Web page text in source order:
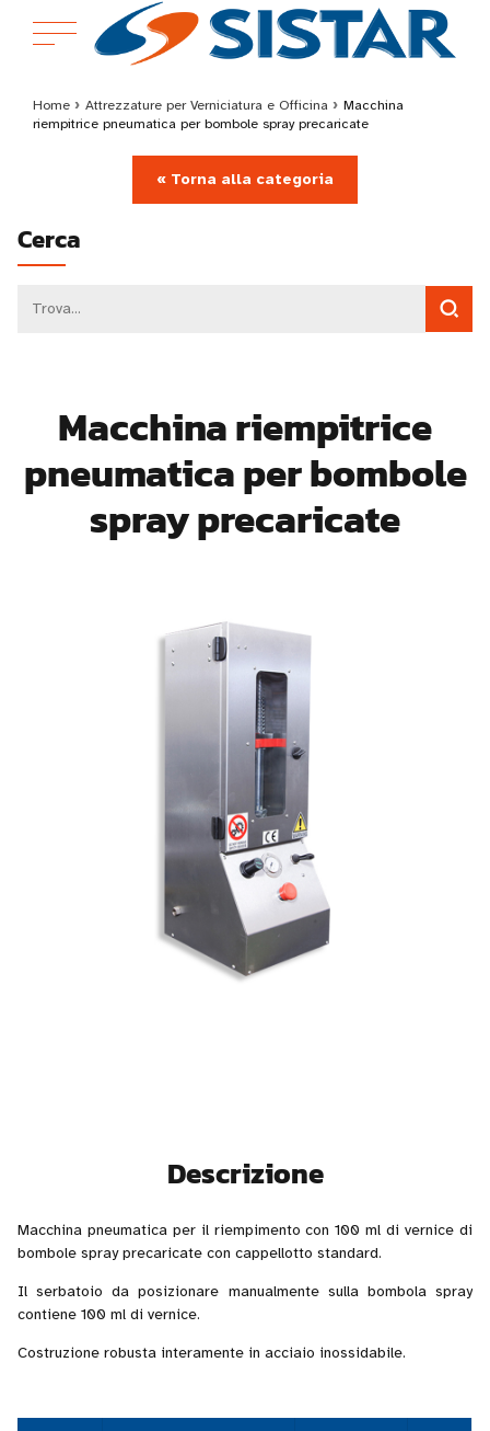
Home › Attrezzature per Verniciatura e Officina › Macchina
riempitrice pneumatica per bombole spray precaricate
« Torna alla categoria
Cerca
Macchina riempitrice
pneumatica per bombole
spray precaricate
Descrizione
Macchina pneumatica per il riempimento con 100 ml di vernice di
bombole spray precaricate con cappellotto standard.
Il serbatoio da posizionare manualmente sulla bombola spray
contiene 100 ml di vernice.
Costruzione robusta interamente in acciaio inossidabile.